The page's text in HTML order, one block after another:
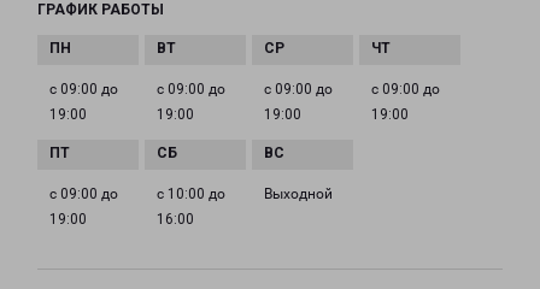
ГРАФИК РАБОТЫ
с 09:00 до
19:00
с 09:00 до
19:00
с 09:00 до
19:00
с 09:00 до
19:00
с 09:00 до
19:00
с 10:00 до
16:00
Выходной